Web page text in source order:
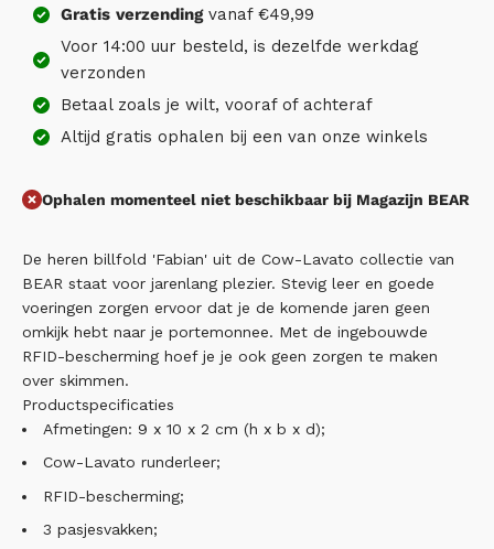
Gratis verzendingvanaf €49,99
Voor 14:00 uur besteld, is dezelfde werkdag
verzonden
Betaal zoals je wilt, vooraf of achteraf
Altijd gratis ophalen bij een van onze winkels
Ophalen momenteel niet beschikbaar bij Magazijn BEAR
De heren billfold 'Fabian' uit de Cow-Lavato collectie van
BEAR staat voor jarenlang plezier. Stevig leer en goede
voeringen zorgen ervoor dat je de komende jaren geen
omkijk hebt naar je portemonnee. Met de ingebouwde
RFID-bescherming hoef je je ook geen zorgen te maken
over skimmen.
Productspecificaties
Afmetingen: 9 x 10 x 2 cm (h x b x d);
Cow-Lavato runderleer;
RFID-bescherming;
3 pasjesvakken;